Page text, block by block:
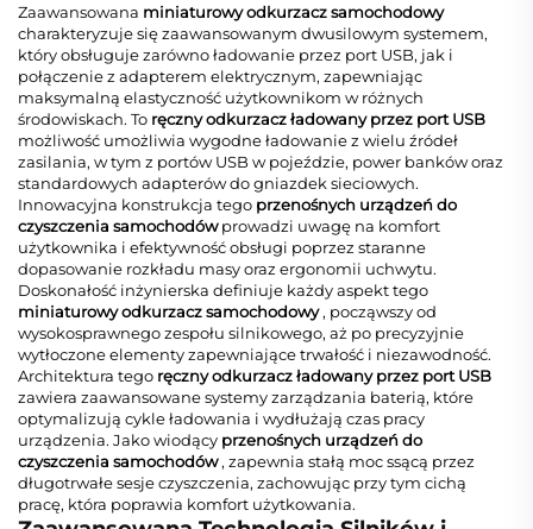
Zaawansowana miniaturowy odkurzacz samochodowy
charakteryzuje się zaawansowanym dwusilowym systemem,
który obsługuje zarówno ładowanie przez port USB, jak i
połączenie z adapterem elektrycznym, zapewniając
maksymalną elastyczność użytkownikom w różnych
środowiskach. To ręczny odkurzacz ładowany przez port USB
możliwość umożliwia wygodne ładowanie z wielu źródeł
zasilania, w tym z portów USB w pojeździe, power banków oraz
standardowych adapterów do gniazdek sieciowych.
Innowacyjna konstrukcja tego przenośnych urządzeń do
czyszczenia samochodówprowadzi uwagę na komfort
użytkownika i efektywność obsługi poprzez staranne
dopasowanie rozkładu masy oraz ergonomii uchwytu.
Doskonałość inżynierska definiuje każdy aspekt tego
miniaturowy odkurzacz samochodowy, począwszy od
wysokosprawnego zespołu silnikowego, aż po precyzyjnie
wytłoczone elementy zapewniające trwałość i niezawodność.
Architektura tego ręczny odkurzacz ładowany przez port USB
zawiera zaawansowane systemy zarządzania baterią, które
optymalizują cykle ładowania i wydłużają czas pracy
urządzenia. Jako wiodący przenośnych urządzeń do
czyszczenia samochodów, zapewnia stałą moc ssącą przez
długotrwałe sesje czyszczenia, zachowując przy tym cichą
pracę, która poprawia komfort użytkowania.